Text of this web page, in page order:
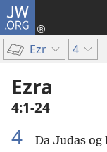
JW.ORG
Ezr 4
Ezra
4:1-24
4 Da Judas